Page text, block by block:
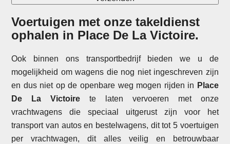
Voertuigen met onze takeldienst
ophalen in Place De La Victoire.
Ook binnen ons transportbedrijf bieden we u de
mogelijkheid om wagens die nog niet ingeschreven zijn
en dus niet op de openbare weg mogen rijden in Place
De La Victoire te laten vervoeren met onze
vrachtwagens die speciaal uitgerust zijn voor het
transport van autos en bestelwagens, dit tot 5 voertuigen
per vrachtwagen, dit alles veilig en betrouwbaar